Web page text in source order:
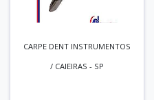
CARPE DENT INSTRUMENTOS
/ CAIEIRAS - SP